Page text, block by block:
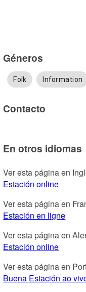
Géneros
Folk Information
Contacto
En otros idiomas
Ver esta página en
Estación online
Ver esta página en
Estación en ligne
Ver esta página en
Estación online
Ver esta página en
Buena Estación ao